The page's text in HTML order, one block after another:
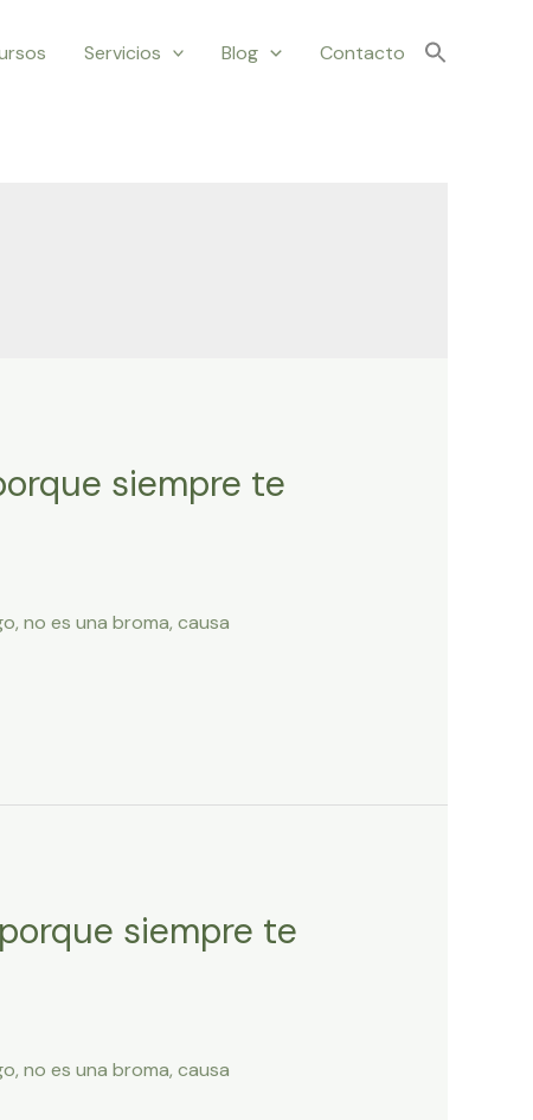
Servicios Blog Contacto
siempre te
no es una broma, causa
siempre te
no es una broma, causa